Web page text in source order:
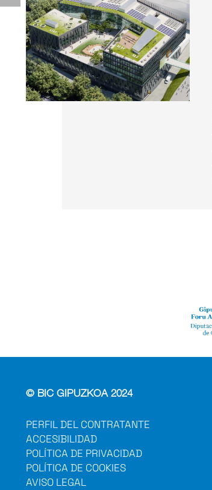
© BIC GIPUZKOA 2024
PERFIL DEL CONTRATANTE
ACCESIBILIDAD
POLÍTICA DE PRIVACIDAD
POLÍTICA DE COOKIES
AVISO LEGAL